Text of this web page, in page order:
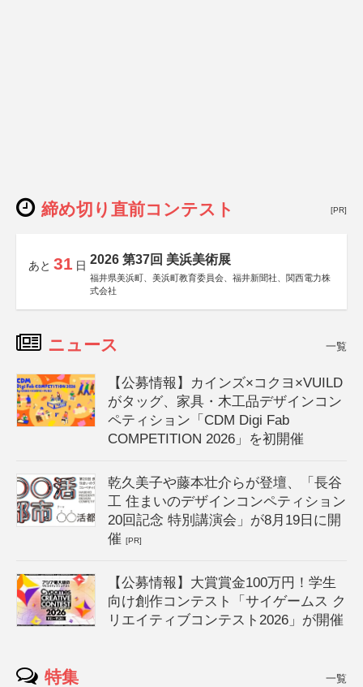
締め切り直前コンテスト [PR]
あと 31 日 2026 第37回 美浜美術展
福井県美浜町、美浜町教育委員会、福井新聞社、関西電力株
式会社
ニュース 一覧
【公募情報】カインズ×コクヨ×VUILD
がタッグ、家具・木工品デザインコン
ペティション「CDM Digi Fab
COMPETITION 2026」を初開催
乾久美子や藤本壮介らが登壇、「長谷
工 住まいのデザインコンペティション
20回記念 特別講演会」が8月19日に開
催[PR]
【公募情報】大賞賞金100万円！学生
向け創作コンテスト「サイゲームス ク
リエイティブコンテスト2026」が開催
特集 一覧